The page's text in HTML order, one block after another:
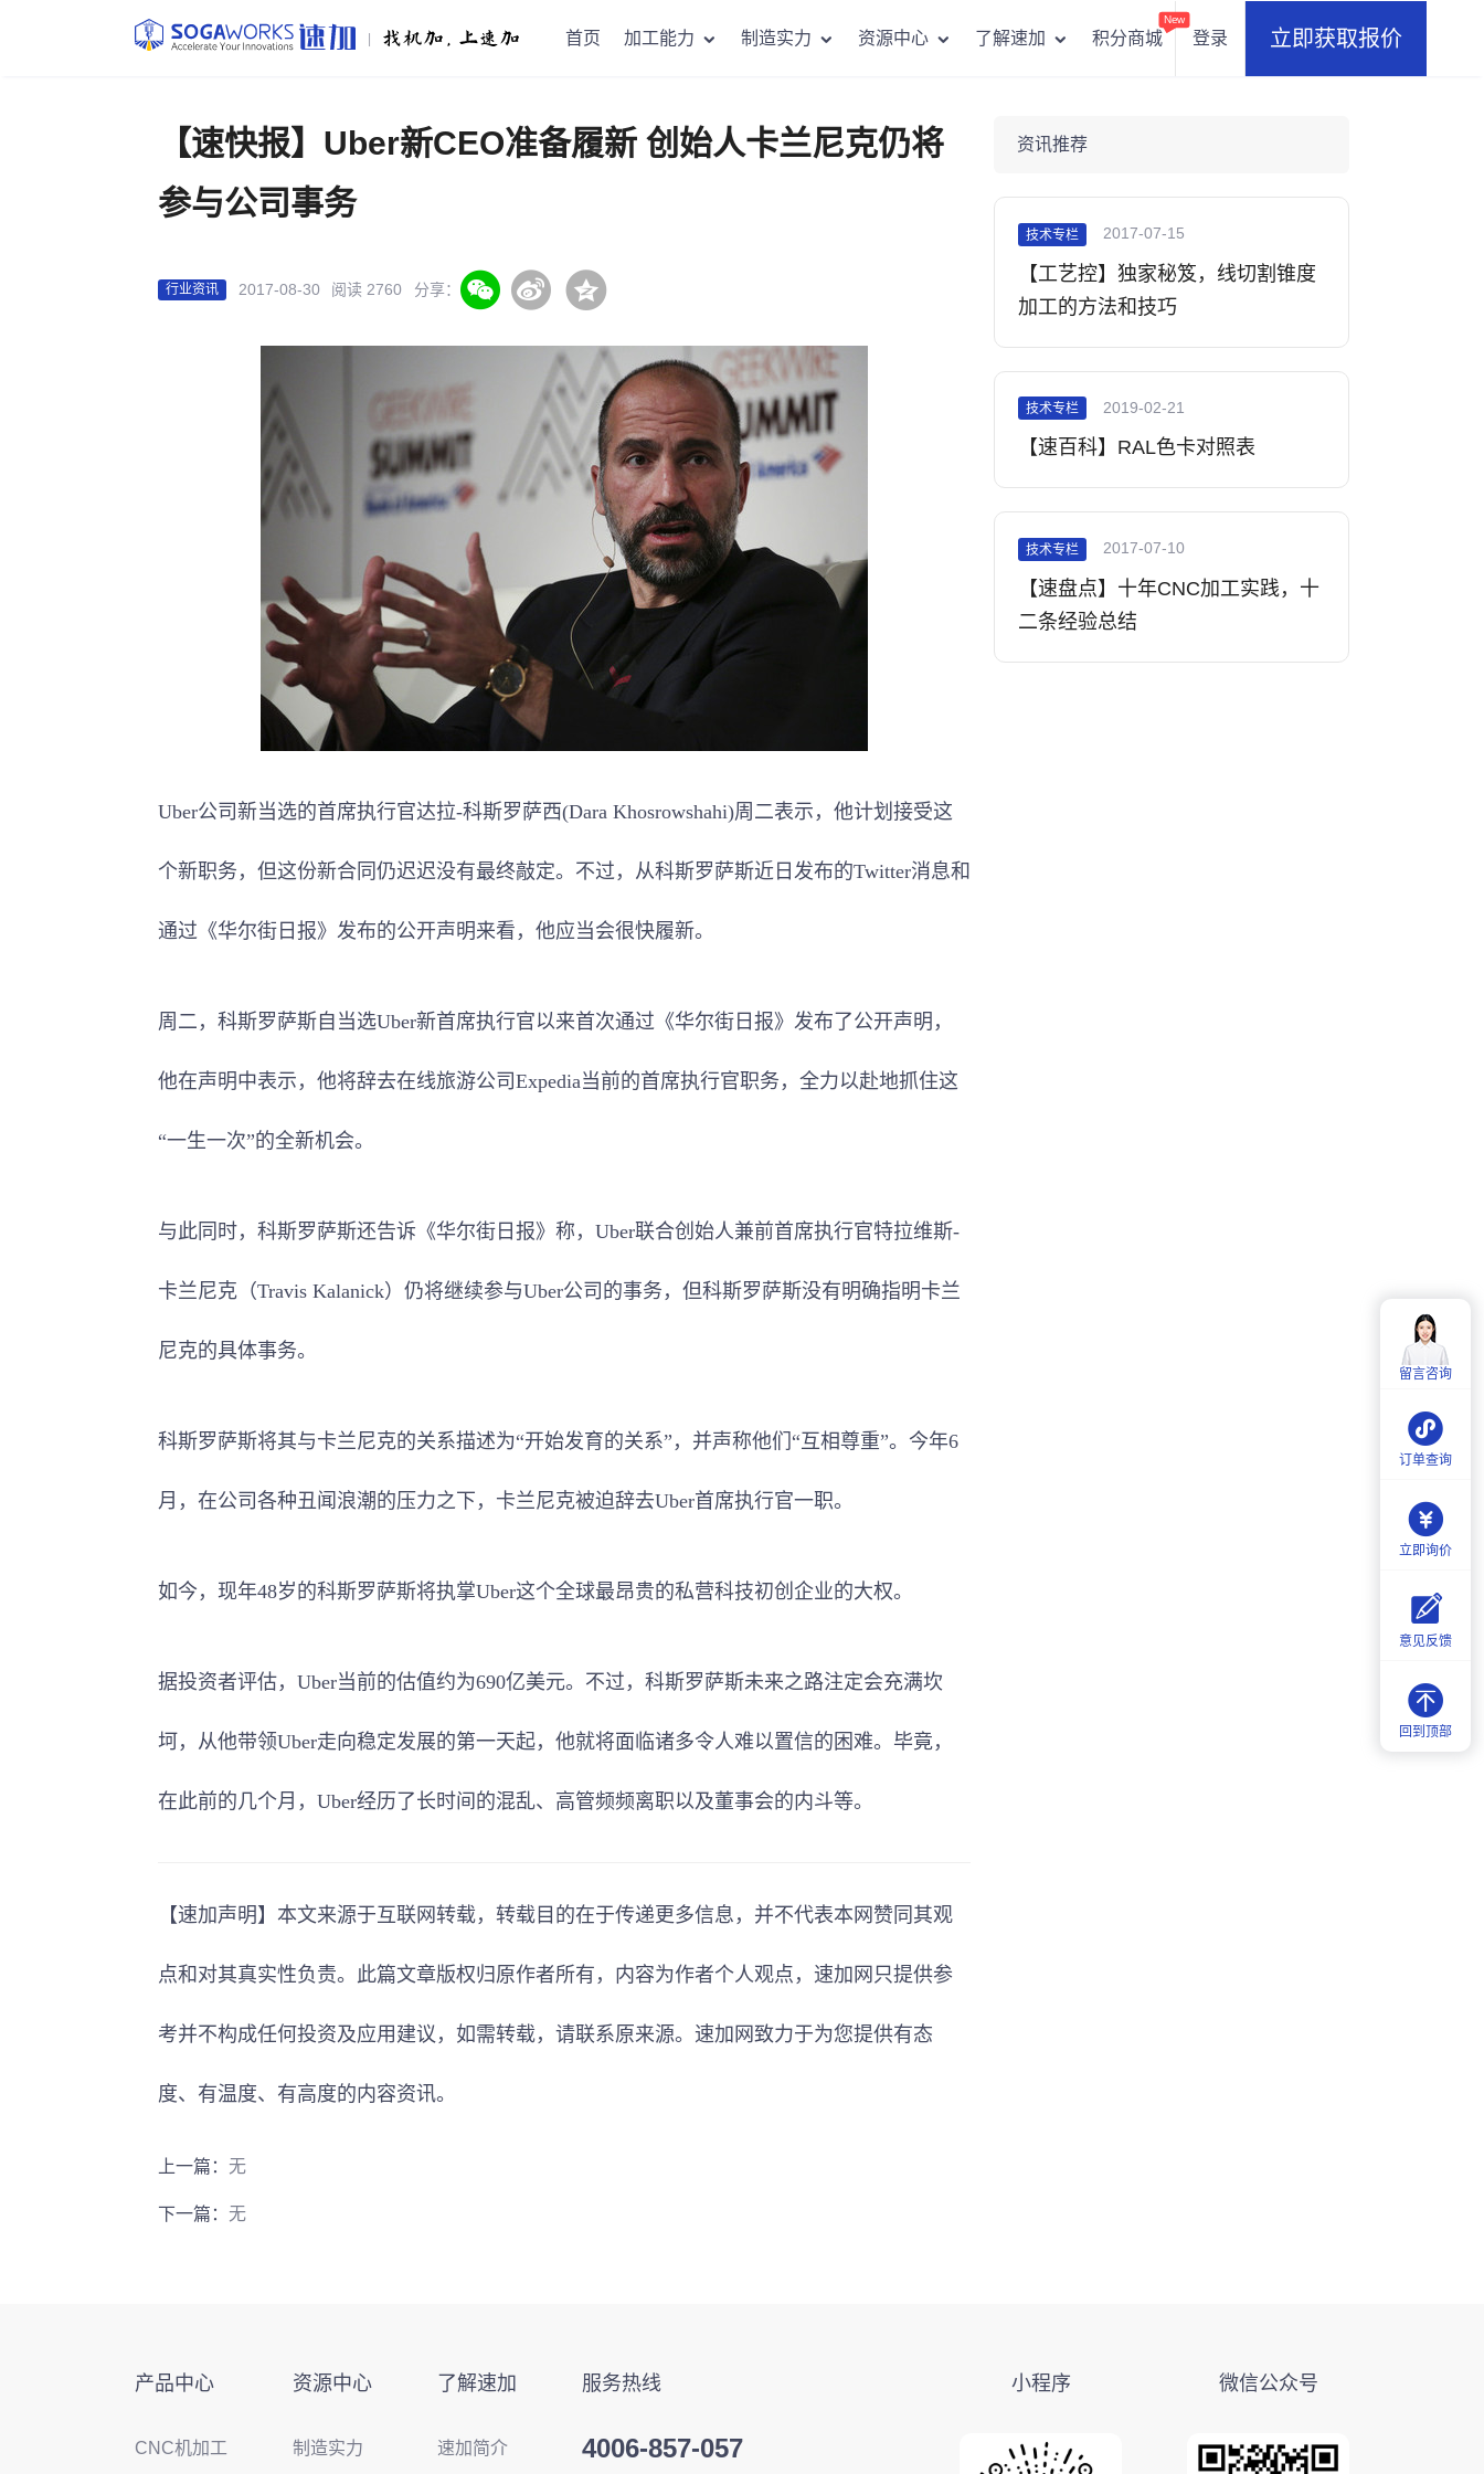
首页 加工能力 制造实力 资源中心 了解速加 积分商城
New
登录 立即获取报价
留言咨询
订单查询
立即询价
意见反馈
回到顶部
【速快报】Uber新CEO准备履新 创始人卡兰尼克仍将
参与公司事务
行业资讯 2017-08-30 阅读 2760 分享：
Uber公司新当选的首席执行官达拉-科斯罗萨西(Dara Khosrowshahi)周二表示，他计划接受这
个新职务，但这份新合同仍迟迟没有最终敲定。不过，从科斯罗萨斯近日发布的Twitter消息和
通过《华尔街日报》发布的公开声明来看，他应当会很快履新。
周二，科斯罗萨斯自当选Uber新首席执行官以来首次通过《华尔街日报》发布了公开声明，
他在声明中表示，他将辞去在线旅游公司Expedia当前的首席执行官职务，全力以赴地抓住这
“一生一次”的全新机会。
与此同时，科斯罗萨斯还告诉《华尔街日报》称，Uber联合创始人兼前首席执行官特拉维斯-
卡兰尼克（Travis Kalanick）仍将继续参与Uber公司的事务，但科斯罗萨斯没有明确指明卡兰
尼克的具体事务。
科斯罗萨斯将其与卡兰尼克的关系描述为“开始发育的关系”，并声称他们“互相尊重”。今年6
月，在公司各种丑闻浪潮的压力之下，卡兰尼克被迫辞去Uber首席执行官一职。
如今，现年48岁的科斯罗萨斯将执掌Uber这个全球最昂贵的私营科技初创企业的大权。
据投资者评估，Uber当前的估值约为690亿美元。不过，科斯罗萨斯未来之路注定会充满坎
坷，从他带领Uber走向稳定发展的第一天起，他就将面临诸多令人难以置信的困难。毕竟，
在此前的几个月，Uber经历了长时间的混乱、高管频频离职以及董事会的内斗等。
【速加声明】本文来源于互联网转载，转载目的在于传递更多信息，并不代表本网赞同其观
点和对其真实性负责。此篇文章版权归原作者所有，内容为作者个人观点， 速加网 只提供参
考并不构成任何投资及应用建议，如需转载，请联系原来源。速加网致力于为您提供有态
度、有温度、有高度的内容资讯。
上一篇： 无
下一篇： 无
资讯推荐
技术专栏 2017-07-15
【工艺控】独家秘笈，线切割锥度
加工的方法和技巧
技术专栏 2019-02-21
【速百科】RAL色卡对照表
技术专栏 2017-07-10
【速盘点】十年CNC加工实践，十
二条经验总结
产品中心
CNC机加工
资源中心
制造实力
了解速加
速加简介
服务热线
4006-857-057
小程序 微信公众号